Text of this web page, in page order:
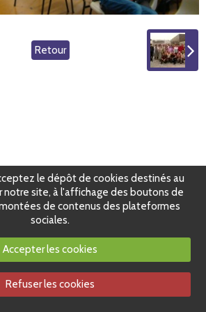
Retour
le dépôt de cookies destinés au
notre site, à l'affichage des boutons de
de contenus des plateformes
sociales.
Accepter les cookies
Refuser les cookies